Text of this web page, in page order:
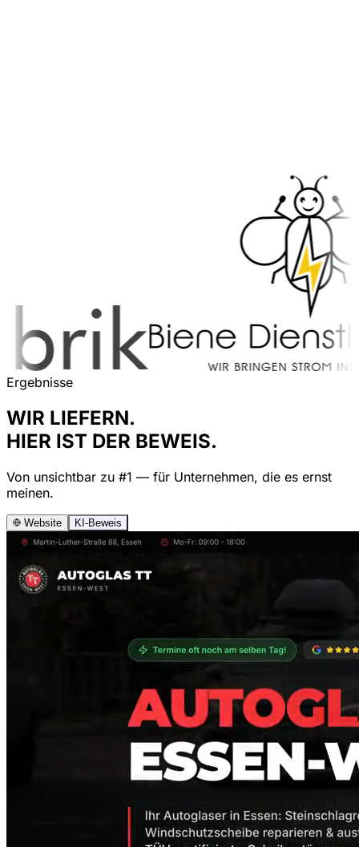
Ergebnisse
WIR LIEFERN.
HIER IST DER BEWEIS.
Von unsichtbar zu #1 — für Unternehmen, die es ernst
meinen.
Website KI-Beweis